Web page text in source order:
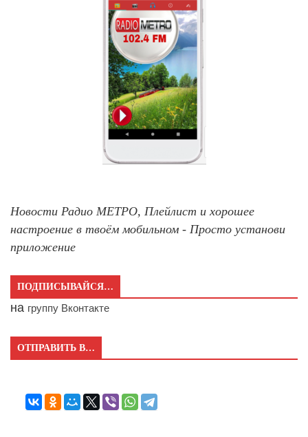
Новости Радио МЕТРО, Плейлист и хорошее
настроение в твоём мобильном - Просто установи
приложение
ПОДПИСЫВАЙСЯ…
на группу Вконтакте
ОТПРАВИТЬ В…